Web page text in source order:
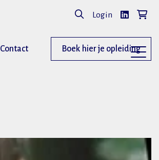
Login
Contact Boek hier je opleiding